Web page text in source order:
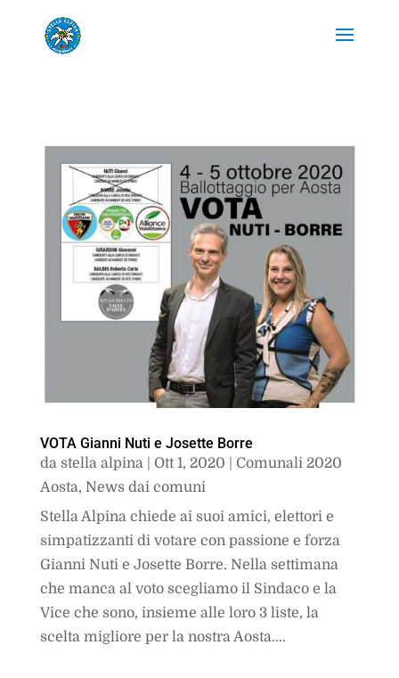
VOTA Gianni Nuti e Josette Borre
da stella alpina| Ott 1, 2020
Comunali 2020
Aosta, News dai comuni
Stella Alpina chiede ai suoi amici, elettori e
simpatizzanti di votare con passione e forza
Gianni Nuti e Josette Borre. Nella settimana
che manca al voto scegliamo il Sindaco e la
Vice che sono, insieme alle loro 3 liste, la
scelta migliore per la nostra Aosta....